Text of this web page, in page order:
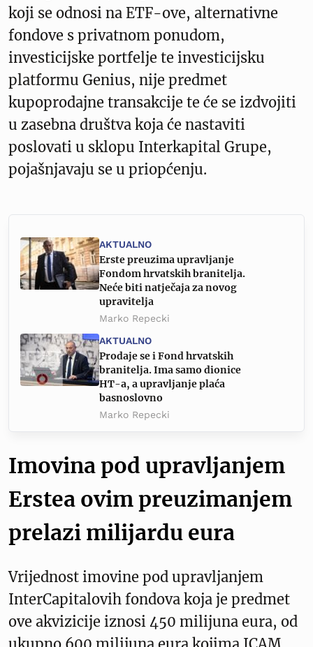
koji se odnosi na ETF-ove, alternativne
fondove s privatnom ponudom,
investicijske portfelje te investicijsku
platformu Genius, nije predmet
kupoprodajne transakcije te će se izdvojiti
u zasebna društva koja će nastaviti
poslovati u sklopu Interkapital Grupe,
pojašnjavaju se u priopćenju.
AKTUALNO
Erste preuzima upravljanje
Fondom hrvatskih branitelja.
Neće biti natječaja za novog
upravitelja
Marko Repecki
AKTUALNO
Prodaje se i Fond hrvatskih
branitelja. Ima samo dionice
HT-a, a upravljanje plaća
basnoslovno
Marko Repecki
Imovina pod upravljanjem
Erstea ovim preuzimanjem
prelazi milijardu eura
Vrijednost imovine pod upravljanjem
InterCapitalovih fondova koja je predmet
ove akvizicije iznosi 450 milijuna eura, od